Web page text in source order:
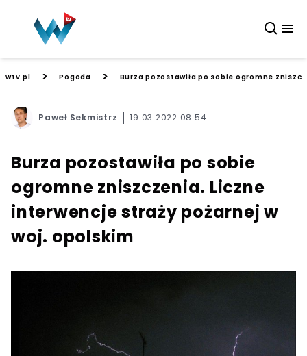
wtv.pl > Pogoda > Burza pozostawiła po sobie ogromne
Paweł Sekmistrz 19.03.2022 08:54
Burza pozostawiła po sobie
ogromne zniszczenia. Liczne
interwencje straży pożarnej w
woj. opolskim